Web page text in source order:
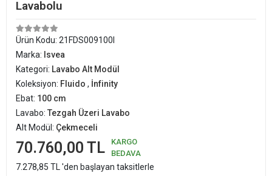
Lavabolu
Ürün Kodu: 21FDS009100I
Marka: Isvea
Kategori: Lavabo Alt Modül
Koleksiyon: Fluido , İnfinity
Ebat: 100 cm
Lavabo: Tezgah Üzeri Lavabo
Alt Modül: Çekmeceli
70.760,00 TL
KARGO
BEDAVA
7.278,85 TL 'den başlayan taksitlerle